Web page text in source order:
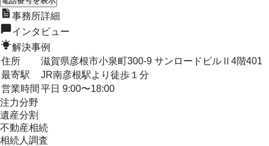
事務所詳細
インタビュー
解決事例
住所
滋賀県彦根市小泉町300-9 サンロードビルⅡ4階401
最寄駅
JR南彦根駅より徒歩１分
営業時間 平日 9:00〜18:00
注力分野
遺産分割
不動産相続
相続人調査